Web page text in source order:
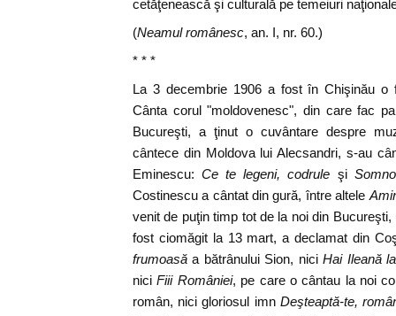
cetăţenească şi culturală pe temeiuri
(Neamul românesc, an. I, nr. 60.)
* * *
La 3 decembrie 1906 a fost în Chişinău o
Cânta corul "moldovenesc", din care fac
Bucureşti, a ţinut o cuvântare despre
cântece din Moldova lui Alecsandri, s-au
Eminescu:Ce te legeni, codrule şi
Costinescu a cântat din gură, între altele
venit de puţin timp tot de la noi din
fost ciomăgit la 13 mart, a declamat din
frumoasă a bătrânului Sion, niciHai Ileană
nici Fiii României, pe care o cântau la noi
român, nici gloriosul imn Deşteaptă-te,